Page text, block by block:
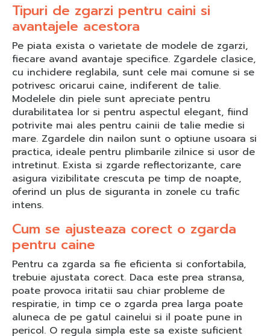
Tipuri de zgarzi pentru caini si
avantajele acestora
Pe piata exista o varietate de modele de zgarzi,
fiecare avand avantaje specifice. Zgardele clasice,
cu inchidere reglabila, sunt cele mai comune si se
potrivesc oricarui caine, indiferent de talie.
Modelele din piele sunt apreciate pentru
durabilitatea lor si pentru aspectul elegant, fiind
potrivite mai ales pentru cainii de talie medie si
mare. Zgardele din nailon sunt o optiune usoara si
practica, ideale pentru plimbarile zilnice si usor de
intretinut. Exista si zgarde reflectorizante, care
asigura vizibilitate crescuta pe timp de noapte,
oferind un plus de siguranta in zonele cu trafic
intens.
Cum se ajusteaza corect o zgarda
pentru caine
Pentru ca zgarda sa fie eficienta si confortabila,
trebuie ajustata corect. Daca este prea stransa,
poate provoca iritatii sau chiar probleme de
respiratie, in timp ce o zgarda prea larga poate
aluneca de pe gatul cainelui si il poate pune in
pericol. O regula simpla este sa existe suficient